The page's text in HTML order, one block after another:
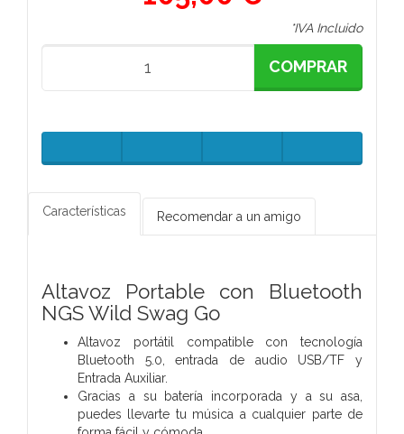
*IVA Incluido
COMPRAR
Características Recomendar a un amigo
Altavoz Portable con Bluetooth
NGS Wild Swag Go
Altavoz portátil compatible con tecnología
Bluetooth 5.0, entrada de audio USB/TF y
Entrada Auxiliar.
Gracias a su batería incorporada y a su asa,
puedes llevarte tu música a cualquier parte de